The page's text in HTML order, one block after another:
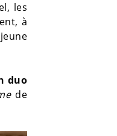
les
à
duo
de